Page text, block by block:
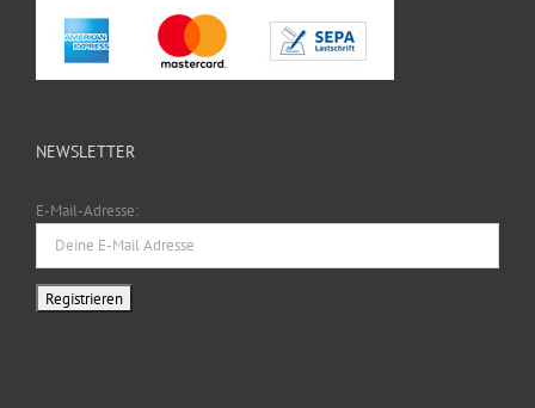
NEWSLETTER
E-Mail-Adresse: